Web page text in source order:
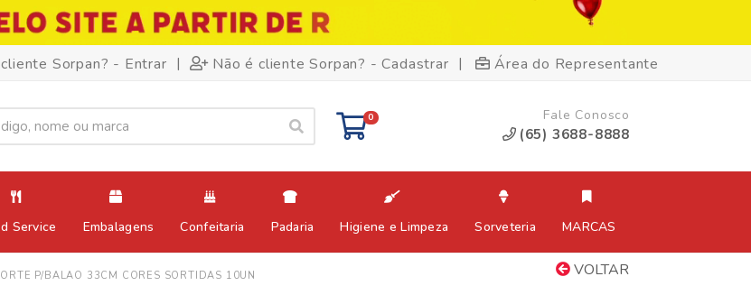
Sorpan? - Entrar | Não é cliente Sorpan? - Cadastrar | Área do Representante
0 Fale Conosco
(65) 3688-8888
Service Embalagens Confeitaria Padaria Higiene e Limpeza Sorveteria MARCAS
VOLTAR
P/BALAO 33CM CORES SORTIDAS 10UN